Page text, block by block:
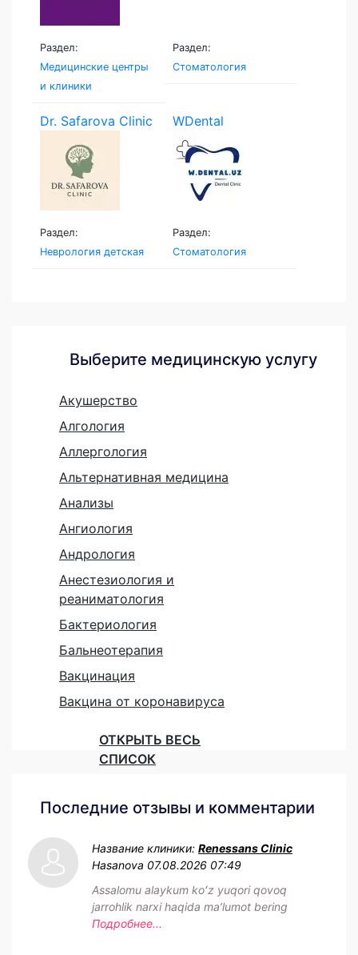
Раздел:
Медицинские центры
и клиники
Раздел:
Стоматология
Dr. Safarova Clinic
Раздел:
Неврология детская
WDental
Раздел:
Стоматология
Выберите медицинскую услугу
Акушерство
Алгология
Аллергология
Альтернативная медицина
Анализы
Ангиология
Андрология
Анестезиология и
реаниматология
Бактериология
Бальнеотерапия
Вакцинация
Вакцина от коронавируса
ОТКРЫТЬ ВЕСЬ
СПИСОК
Последние отзывы и комментарии
Название клиники: Renessans Clinic
Hasanova 07.08.2026 07:49
Assalomu alaykum koʻz yuqori qovoq
jarrohlik narxi haqida maʼlumot bering
Подробнее...